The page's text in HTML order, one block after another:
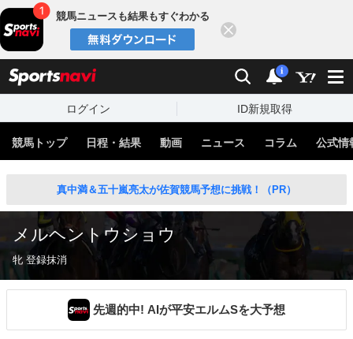
競馬ニュースも結果もすぐわかる
検索 通知
i
ログイン ID新規取得
競馬トップ 日程・結果 動画 ニュース コラム 公式情
真中満＆五十嵐亮太が佐賀競馬予想に挑戦！（PR）
メルヘントウショウ
牝 登録抹消
先週的中! AIが平安エルムSを大予想